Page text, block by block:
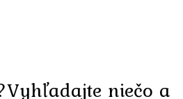
Vyhľadajte niečo a